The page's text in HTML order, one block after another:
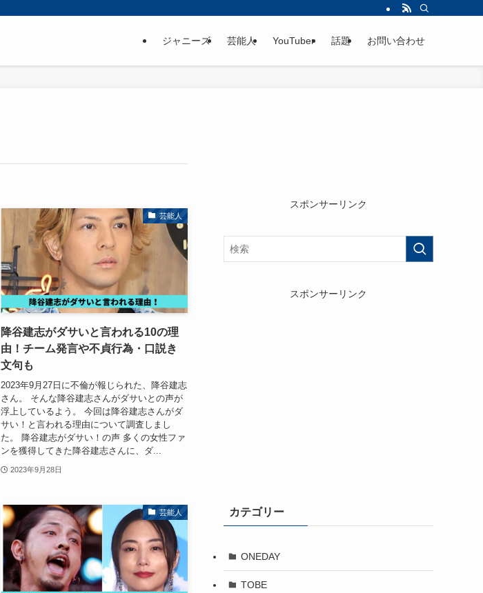
ジャニーズ 芸能人 YouTuber 話題 お問い合わせ
芸能人
降谷建志がダサいと言われる10の理
由！チーム発言や不貞行為・口説き
文句も
2023年9月27日に不倫が報じられた、降谷建志
さん。 そんな降谷建志さんがダサいとの声が
浮上しているよう。 今回は降谷建志さんがダ
サい！と言われる理由について調査しまし
た。 降谷建志がダサい！の声 多くの女性ファ
ンを獲得してきた降谷建志さんに、ダ...
2023年9月28日
芸能人
スポンサーリンク
スポンサーリンク
カテゴリー
ONEDAY
TOBE